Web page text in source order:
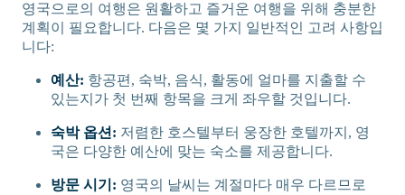
영국으로의 여행은 원활하고 즐거운 여행을 위해 충분한
계획이 필요합니다. 다음은 몇 가지 일반적인 고려 사항입
니다:
예산: 항공편, 숙박, 음식, 활동에 얼마를 지출할 수
있는지가 첫 번째 항목을 크게 좌우할 것입니다.
숙박 옵션: 저렴한 호스텔부터 웅장한 호텔까지, 영
국은 다양한 예산에 맞는 숙소를 제공합니다.
방문 시기: 영국의 날씨는 계절마다 매우 다르므로